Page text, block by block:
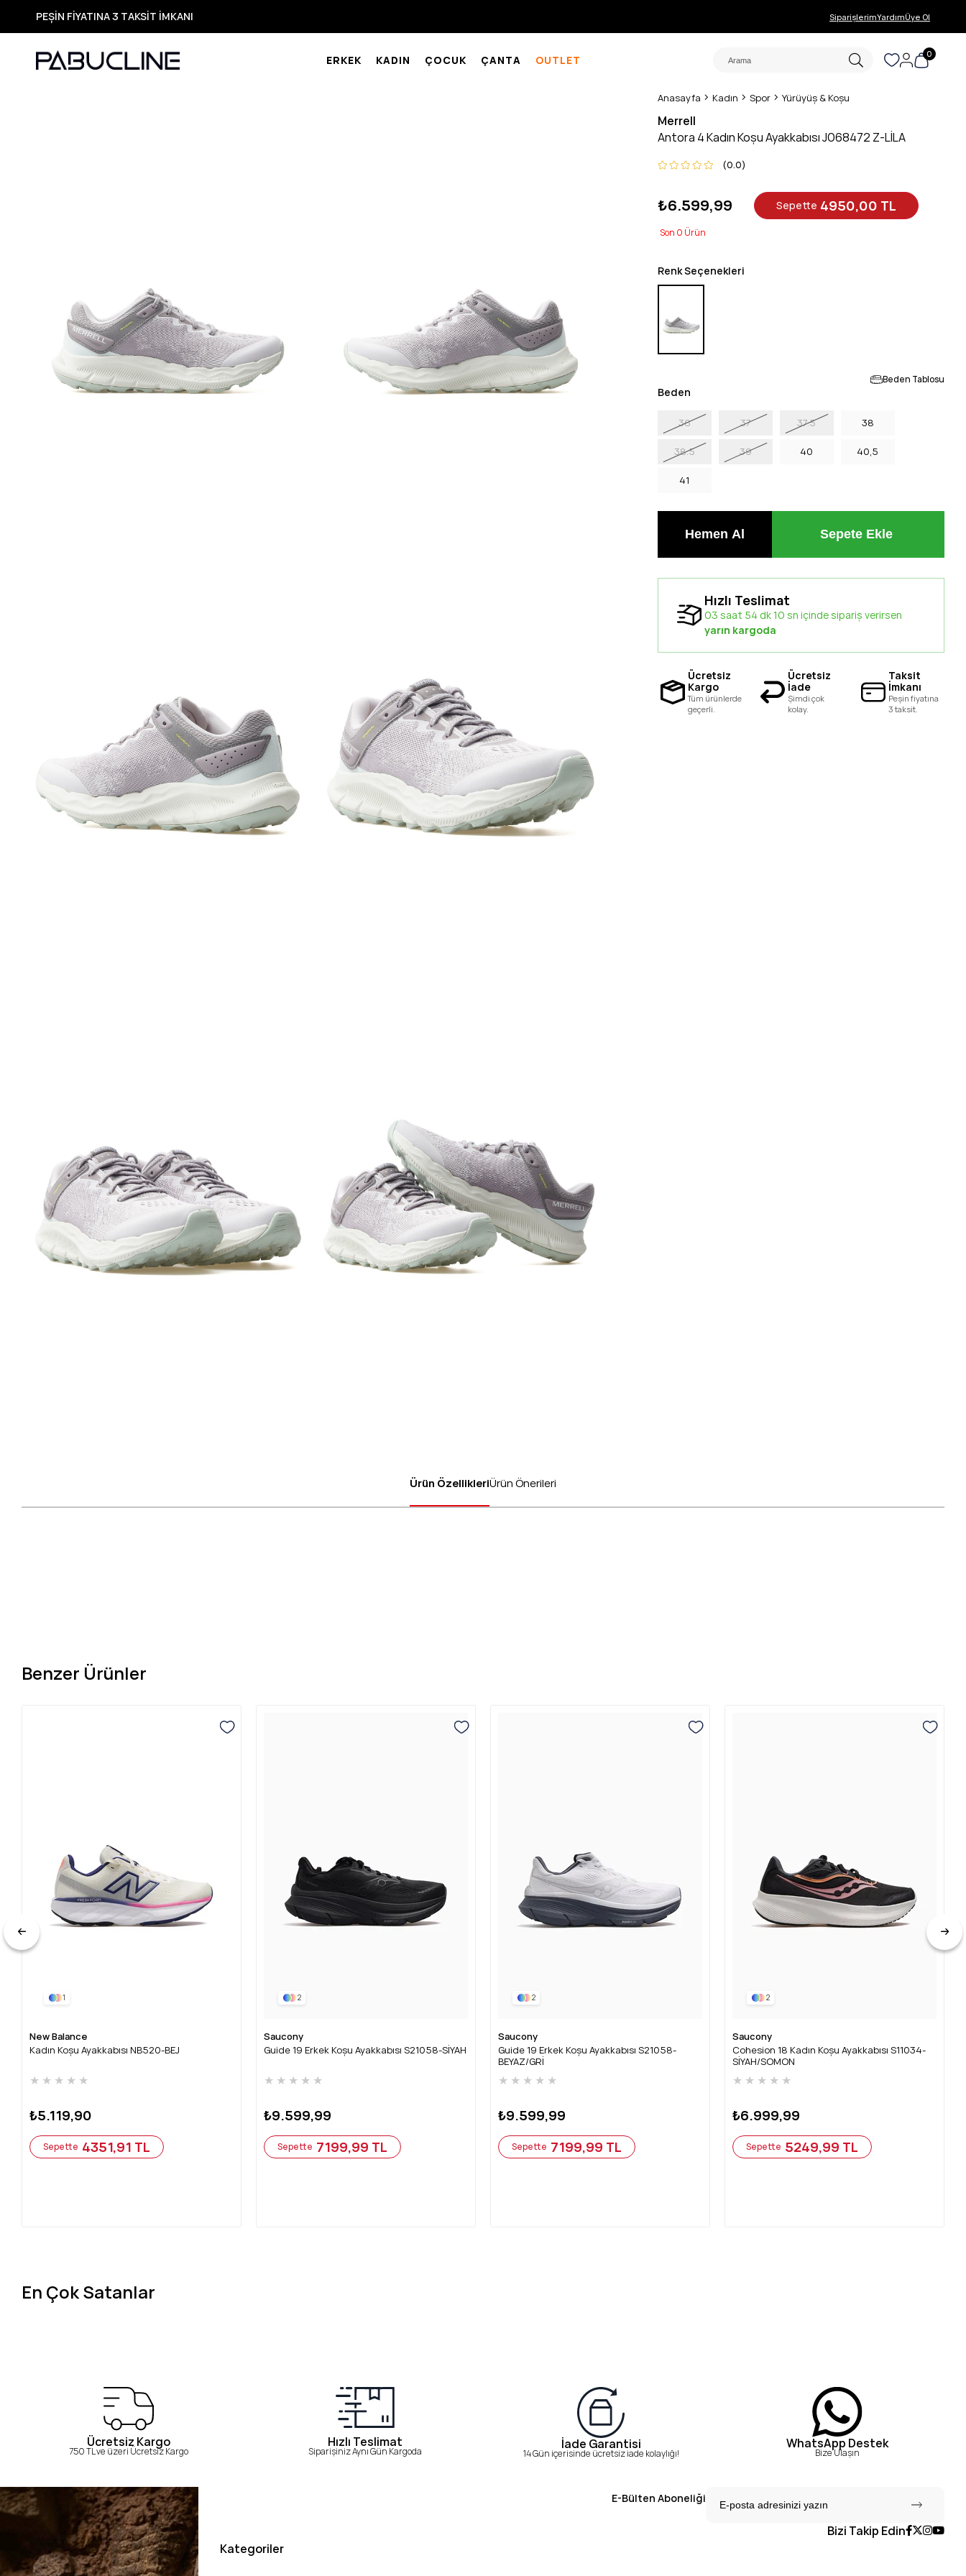
TÜM ÜRÜNLERDE ÜCRETSİZ KARGO
Yeni Sezon Ürünlerde Özel Fırsatlar
Seçili Ürünlerde Hızlı Teslimat
SiparişlerimYardımÜye Ol
ERKEK KADIN ÇOCUK ÇANTA OUTLET 0
Anasayfa Kadın Spor Yürüyüş & Koşu
Merrell
Antora 4 Kadın Koşu Ayakkabısı J068472 Z-LİLA
0.0
₺6.599,99 Sepette 4950,00 TL
0
Renk Seçenekleri
Beden Tablosu
Beden
36 37 37.5 38
38.5 39 40 40,5
41
Hızlı Teslimat
03 saat 54 dk 09 sn içinde sipariş verirsen
yarın kargoda
Ücretsiz
Kargo
Tüm ürünlerde
geçerli.
Ücretsiz
İade
Şimdi çok
kolay.
Taksit
İmkanı
Peşin fiyatına
3 taksit.
Ürün ÖzellikleriÜrün Önerileri
Benzer Ürünler
1
New Balance
Kadın Koşu Ayakkabısı NB520-BEJ
★ ★ ★ ★ ★
₺5.119,90
Sepette 4351,91 TL
2
Saucony
Guide 19 Erkek Koşu Ayakkabısı S21058-SİYAH
★ ★ ★ ★ ★
₺9.599,99
Sepette 7199,99 TL
2
Saucony
Guide 19 Erkek Koşu Ayakkabısı S21058-
BEYAZ/GRİ
★ ★ ★ ★ ★
₺9.599,99
Sepette 7199,99 TL
2
Saucony
Cohesion 18 Kadın Koşu Ayakkabısı S11034-
SİYAH/SOMON
★ ★ ★ ★ ★
₺6.999,99
Sepette 5249,99 TL
En Çok Satanlar
Ücretsiz Kargo
750 TL ve üzeri Ücretsiz Kargo
Hızlı Teslimat
Siparişiniz Aynı Gün Kargoda İade Garantisi
14 Gün içerisinde ücretsiz iade kolaylığı!
WhatsApp Destek
Bize Ulaşın
E-Bülten Aboneliği
Bizi Takip Edin
Kategoriler